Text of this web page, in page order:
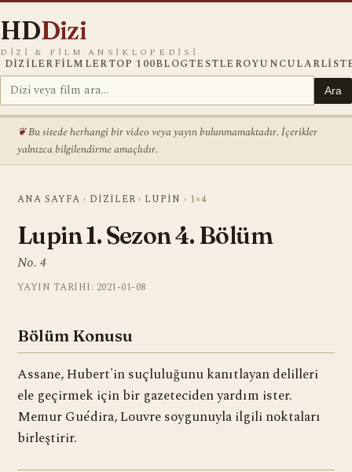
HDDizi
DIZI & FILM ANSIKLOPEDISI
DIZILERFILMLERTOP 100BLOGTESTLEROYUNCULAR
Ara
Bu sitede herhangi bir video veya yayın bulunmamaktadır. İçerikler
yalnızca bilgilendirme amaçlıdır.
ANA SAYFA › DIZILER › LUPIN › 1×4
Lupin 1. Sezon 4. Bölüm
No. 4
YAYIN TARIHI: 2021-01-08
Bölüm Konusu
Assane, Hubert'in suçluluğunu kanıtlayan delilleri
ele geçirmek için bir gazeteciden yardım ister.
Memur Guédira, Louvre soygunuyla ilgili noktaları
birleştirir.